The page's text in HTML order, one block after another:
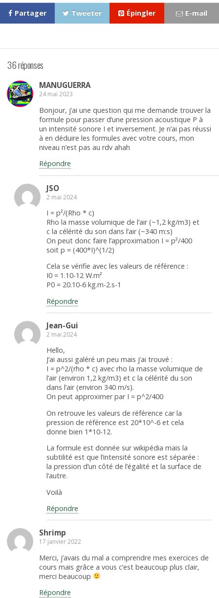
Partager Tweeter Épingler E-mail
36 réponses
MANUGUERRA
24 mai 2023
Bonjour, j’ai une question qui me demande trouver la
formule pour passer d’une pression acoustique P à
un intensité sonore I et inversement. Je n’ai pas réussi
à en déduire les formules avec votre cours, mon
niveau n’est pas au rdv ahah
Répondre
JSO
2 mai 2024
I = p²/(Rho * c)
Rho la masse volumique de l’air (~1,2 kg/m3) et
c la célérité du son dans l’air (~340 m:s)
On peut donc faire l’approximation I = p²/400
soit p = (400*I)^(1/2)
Cela se vérifie avec les valeurs de référence :
I0 = 1.10-12 W.m²
P0 = 20.10-6 kg.m-2.s-1
Répondre
Jean-Gui
2 mai 2024
Hello,
J’ai aussi galéré un peu mais j’ai trouvé :
I = p^2/(rho * c) avec rho la masse volumique de
l’air (environ 1,2 kg/m3) et c la célérité du son
dans l’air (environ 340 m/s).
On peut approximer par I = p^2/400
On retrouve les valeurs de référence car la
pression de référence est 20*10^-6 et cela
donne bien 1*10-12.
La formule est donnée sur wikipédia mais la
subtilité est que l’intensité sonore est séparée :
la pression d’un côté de l’égalité et la surface de
l’autre.
Voilà
Répondre
Shrimp
17 janvier 2022
Merci, j’avais du mal a comprendre mes exercices de
cours mais grâce a vous c’est beaucoup plus clair,
merci beaucoup
Répondre